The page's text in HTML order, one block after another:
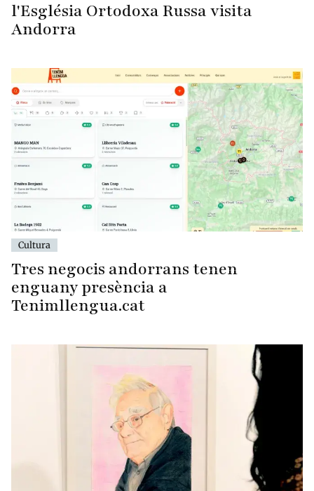
l'Església Ortodoxa Russa visita
Andorra
Cultura
Tres negocis andorrans tenen
enguany presència a
Tenimllengua.cat